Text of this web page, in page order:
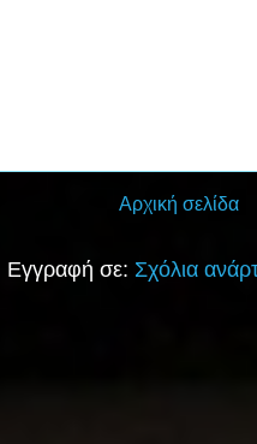
Αρχική σελίδα
Εγγραφή σε: Σχόλια